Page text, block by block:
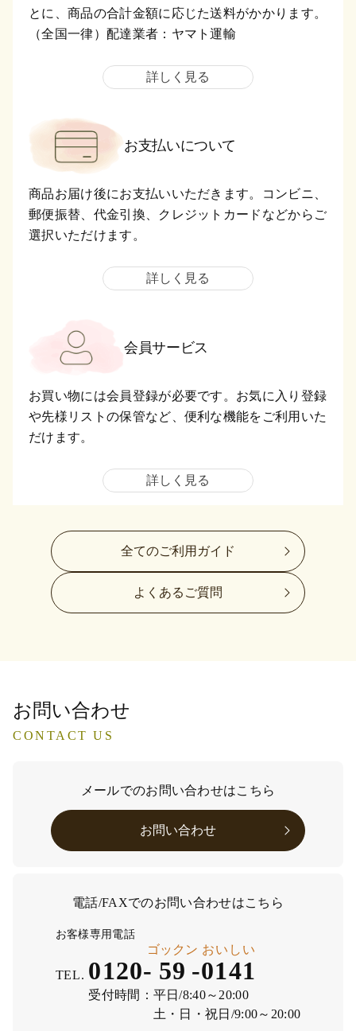
とに、商品の合計金額に応じた送料がかかります。
（全国一律）配達業者：ヤマト運輸
詳しく見る
お支払いについて
商品お届け後にお支払いいただきます。コンビニ、
郵便振替、代金引換、クレジットカードなどからご
選択いただけます。
詳しく見る
会員サービス
お買い物には会員登録が必要です。お気に入り登録
や先様リストの保管など、便利な機能をご利用いた
だけます。
詳しく見る
全てのご利用ガイド
よくあるご質問
お問い合わせ
CONTACT US
メールでのお問い合わせはこちら
お問い合わせ
電話/FAXでのお問い合わせはこちら
お客様専用電話
TEL. 0120- 59
ゴックン
-0141
おいしい
受付時間： 平日/8:40～20:00
土・日・祝日/9:00～20:00